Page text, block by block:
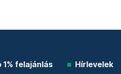
1% felajánlás Hírlevelek